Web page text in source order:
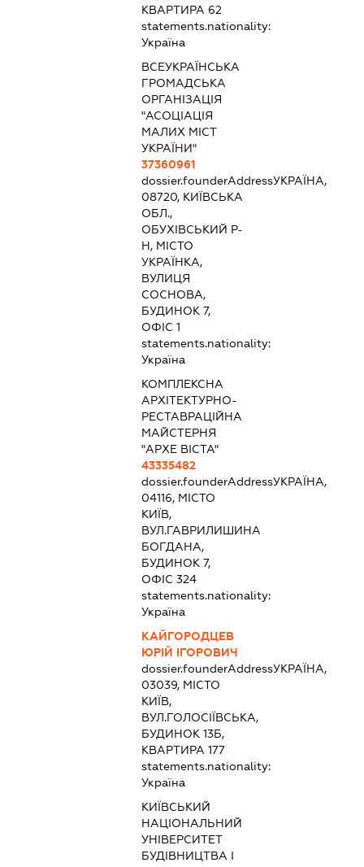
КВАРТИРА 62
statements.nationality:
Україна
ВСЕУКРАЇНСЬКА
ГРОМАДСЬКА
ОРГАНІЗАЦІЯ
"АСОЦІАЦІЯ
МАЛИХ МІСТ
УКРАЇНИ"
37360961
dossier.founderAddressУКРАЇНА,
08720, КИЇВСЬКА
ОБЛ.,
ОБУХІВСЬКИЙ Р-
Н, МІСТО
УКРАЇНКА,
ВУЛИЦЯ
СОСНОВА,
БУДИНОК 7,
ОФІС 1
statements.nationality:
Україна
КОМПЛЕКСНА
АРХІТЕКТУРНО-
РЕСТАВРАЦІЙНА
МАЙСТЕРНЯ
"АРХЕ ВІСТА"
43335482
dossier.founderAddressУКРАЇНА,
04116, МІСТО
КИЇВ,
ВУЛ.ГАВРИЛИШИНА
БОГДАНА,
БУДИНОК 7,
ОФІС 324
statements.nationality:
Україна
КАЙГОРОДЦЕВ
ЮРІЙ ІГОРОВИЧ
dossier.founderAddressУКРАЇНА,
03039, МІСТО
КИЇВ,
ВУЛ.ГОЛОСІЇВСЬКА,
БУДИНОК 13Б,
КВАРТИРА 177
statements.nationality:
Україна
КИЇВСЬКИЙ
НАЦІОНАЛЬНИЙ
УНІВЕРСИТЕТ
БУДІВНИЦТВА І